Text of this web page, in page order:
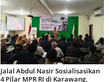
Jalal Abdul Nasir Sosialisasikan
4 Pilar MPR RI di Karawang,